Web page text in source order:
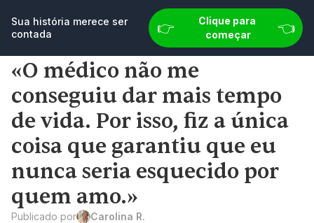
Sua história merece ser contada 👉 Comece agora 👈
Sua história merece ser
contada
👉
Clique para
começar
👈
«O médico não me
conseguiu dar mais tempo
de vida. Por isso, fiz a única
coisa que garantiu que eu
nunca seria esquecido por
quem amo.»
Publicado por Carolina R.